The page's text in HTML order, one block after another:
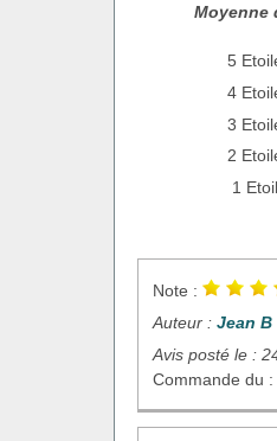
Moyenne
5
4
3
2
1
Note :
Auteur : Jean B
Avis posté le :
Commande du